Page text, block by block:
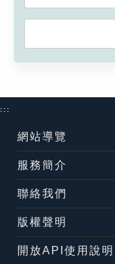
:::
網站導覽
服務簡介
聯絡我們
版權聲明
開放API使用說明